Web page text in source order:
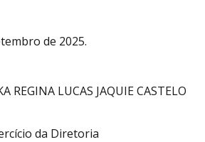
de 2025.
REGINA LUCAS JAQUIE CASTELO
da Diretoria